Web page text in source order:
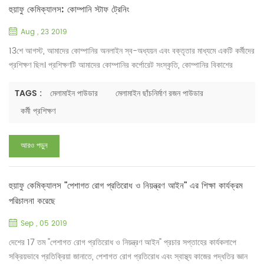
হুয়াফু কেমিক্যালস: কোম্পানি স্টাফ ট্রেনিং
Aug , 23 2019
13শে আগস্ট, আমাদের কোম্পানির অনলাইন স্ব-অধ্যয়ন এবং বক্তৃতার মাধ্যমে একটি কর্মীদের
প্রশিক্ষণ ছিল। প্রশিক্ষণটি আমাদের কোম্পানির কর্পোরেট সংস্কৃতি, কোম্পানির বিকাশের
কোম্পানির জেনারেল ম্যানেজার কোম্পানীর উন্নয়নের ইতিহাস এবং মেলামাইন যৌগ তৈরির
প্রক্রিয়াটি স্পষ্টভাবে উপস্থাপন করেছেন। তিনি তার বহু বছরের কাজের অভিজ্ঞতাও শ...
TAGS : মেলামাইন পাউডার
মেলামাইন ছাঁচনির্মাণ রজন পাউডার
কর্মী প্রশিক্ষণ
আরও পড়ুন
হুয়াফু কেমিক্যালস "পেশাগত রোগ প্রতিরোধ ও নিয়ন্ত্রণ আইন" এর শিক্ষা কার্যক্রম
পরিচালনা করেছে
Sep , 05 2019
দেশের 17 তম "পেশাগত রোগ প্রতিরোধ ও নিয়ন্ত্রণ আইন" প্রচার সপ্তাহের কার্যকলাপে
সক্রিয়ভাবে প্রতিক্রিয়া জানাতে, পেশাগত রোগ প্রতিরোধ এবং স্বাস্থ্য কাজের পদ্ধতির জ্ঞান